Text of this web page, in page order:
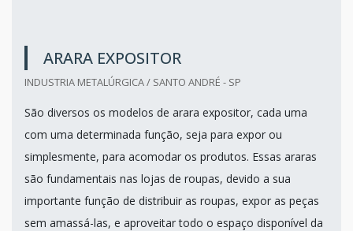
ARARA EXPOSITOR
INDUSTRIA METALÚRGICA / SANTO ANDRÉ - SP
São diversos os modelos de arara expositor, cada uma
com uma determinada função, seja para expor ou
simplesmente, para acomodar os produtos. Essas araras
são fundamentais nas lojas de roupas, devido a sua
importante função de distribuir as roupas, expor as peças
sem amassá-las, e aproveitar todo o espaço disponível da